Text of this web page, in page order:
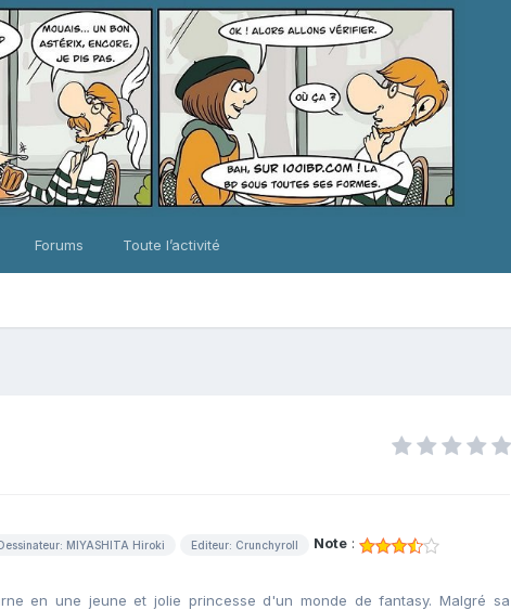
Forums Toute l’activité
MIYASHITA Hiroki Editeur: Crunchyroll Note:
en une jeune et jolie princesse d'un monde de fantasy. Malgré sa